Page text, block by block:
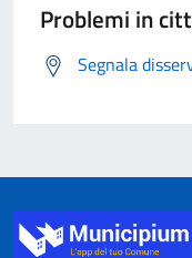
Problemi in
Segnala